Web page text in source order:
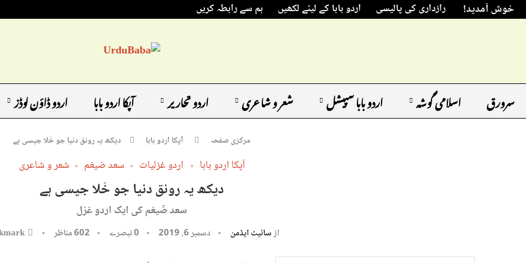
خوش آمدید! رازداری کی پالیسی اردو بابا کے لیئے لکھیں ہم سے رابطہ کریں
سرورق اسلامی گوشہ اردو بابا سپیشل شعر و شاعری اردو تحاریر آپکا اردو بابا اردو ڈاؤن لوڈز
مرکزی صفحہ آپکا اردو بابا دیکھ یہ رونق دنیا جو خَلا جیسی ہے
آپکا اردو بابا اردو غزلیات سعد ضیغم شعر و شاعری
دیکھ یہ رونق دنیا جو خَلا جیسی ہے
سعد ضؔیغم کی ایک اردو غزل
ازسائیٹ ایڈمن دسمبر 6, 2019 0 تبصرے 602مناظر